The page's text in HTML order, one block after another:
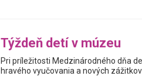
Týždeň detí v múzeu
Pri príležitosti Medzinárodného dňa
hravého vyučovania a nových